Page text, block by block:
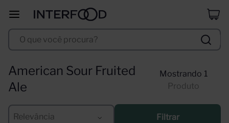
O que você procura?
American Sour Fruited
Ale
1
Produto
Relevância Filtrar
º selección
10ºcorpus astral